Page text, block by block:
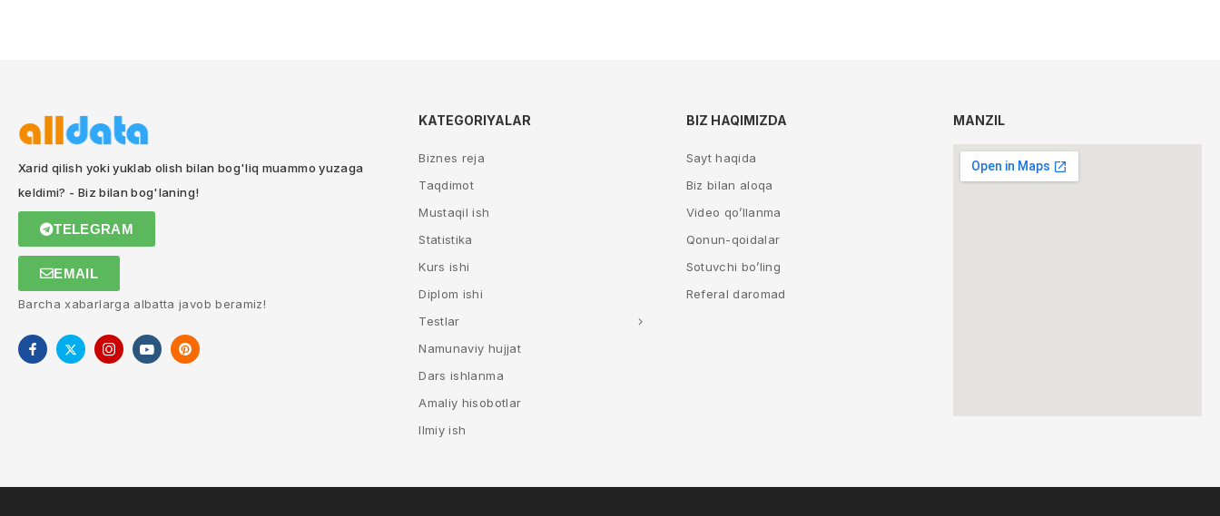
Xarid qilish yoki yuklab olish bilan bog'liq muammo yuzaga
keldimi? - Biz bilan bog'laning!
TELEGRAM
EMAIL
Barcha xabarlarga albatta javob beramiz!
KATEGORIYALAR
Biznes reja
Taqdimot
Mustaqil ish
Statistika
Kurs ishi
Diplom ishi
Testlar
Namunaviy hujjat
Dars ishlanma
Amaliy hisobotlar
Ilmiy ish
BIZ HAQIMIZDA
Sayt haqida
Biz bilan aloqa
Video qo’llanma
Qonun-qoidalar
Sotuvchi bo’ling
Referal daromad
MANZIL